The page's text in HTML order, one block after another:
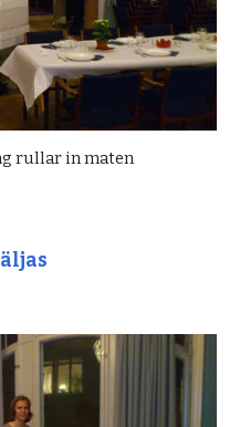
rullar in maten